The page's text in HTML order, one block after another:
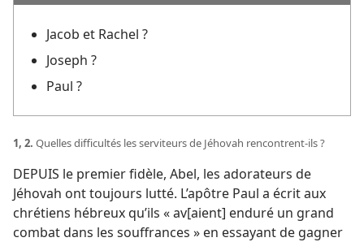
Jacob et Rachel ?
Joseph ?
Paul ?
1, 2. Quelles difficultés les serviteurs de Jéhovah rencontrent-​ils ?
DEPUIS le premier fidèle, Abel, les adorateurs de
Jéhovah ont toujours lutté. L’apôtre Paul a écrit aux
chrétiens hébreux qu’ils « av[aient] enduré un grand
combat dans les souffrances » en essayant de gagner